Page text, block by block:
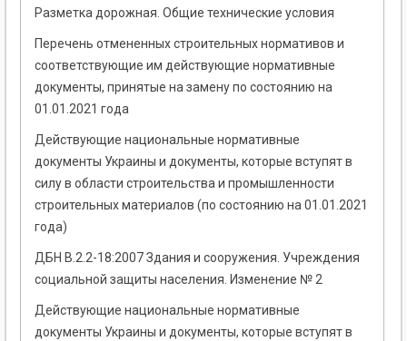
Разметка дорожная. Общие технические условия
Перечень отмененных строительных нормативов и
соответствующие им действующие нормативные
документы, принятые на замену по состоянию на
01.01.2021 года
Действующие национальные нормативные
документы Украины и документы, которые вступят в
силу в области строительства и промышленности
строительных материалов (по состоянию на 01.01.2021
года)
ДБН В.2.2-18:2007 Здания и сооружения. Учреждения
социальной защиты населения. Изменение № 2
Действующие национальные нормативные
документы Украины и документы, которые вступят в